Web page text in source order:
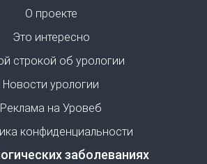
О проекте
Это интересно
строкой об урологии
Новости урологии
Реклама на Уровеб
конфиденциальности
заболеваниях